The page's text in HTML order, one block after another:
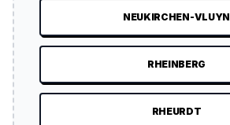
NEUKIRCHEN-VLUYN
RHEINBERG
RHEURDT